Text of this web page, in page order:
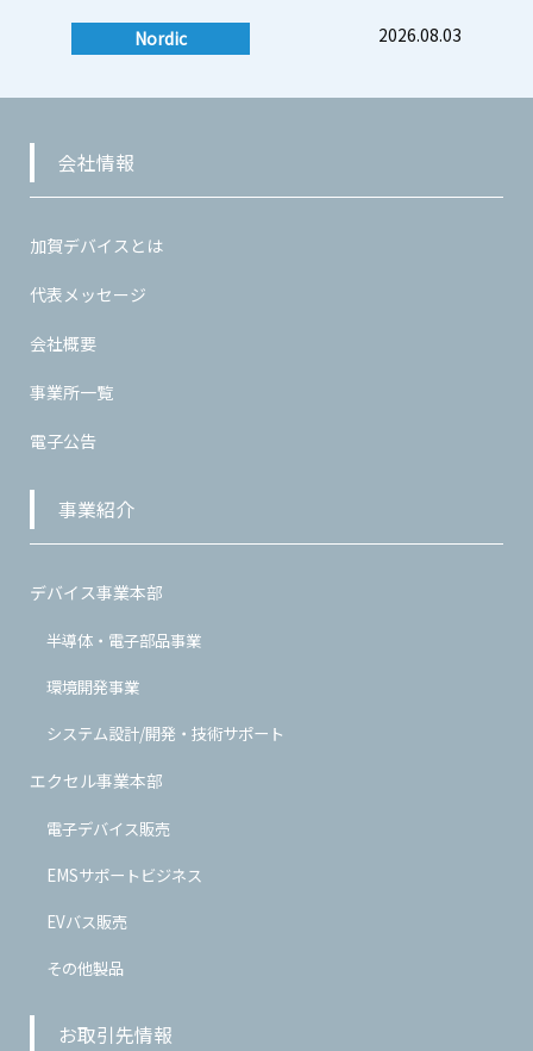
Nordic 2026.08.03
会社情報
加賀デバイスとは
代表メッセージ
会社概要
事業所一覧
電子公告
事業紹介
デバイス事業本部
半導体・電子部品事業
環境開発事業
システム設計/開発・技術サポート
エクセル事業本部
電子デバイス販売
EMSサポートビジネス
EVバス販売
その他製品
お取引先情報